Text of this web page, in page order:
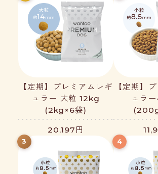
【定期】プレミアムレギ
ュラー 大粒 12kg
(2kg×6袋)
20,197円
【定期】
ュラ
3 4